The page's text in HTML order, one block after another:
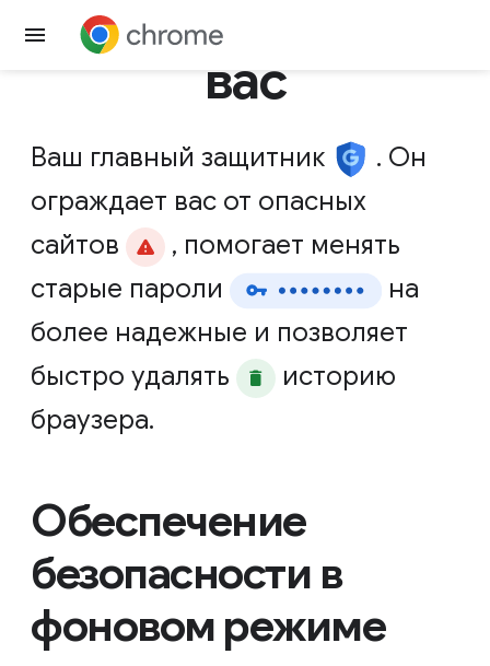
Скачать Chrome
вас
Ваш главный защитник . Он
ограждает вас от опасных
сайтов
, помогает менять
старые пароли
на
более надежные и позволяет
быстро удалять
историю
браузера.
Обеспечение
безопасности в
фоновом режиме